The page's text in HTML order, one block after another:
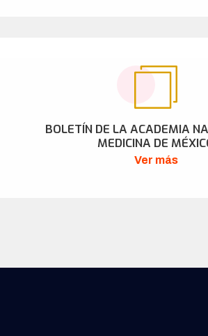
BOLETÍN DE LA ACADEMIA
MEDICINA DE
Ver más